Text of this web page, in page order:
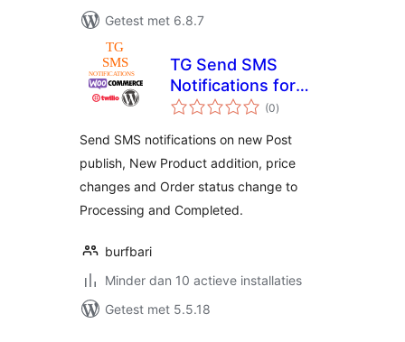
Getest met 6.8.7
TG Send SMS
Notifications for
WordPress and
Twilio
(0totaal
waarderingen
)
Send SMS notifications on new Post
publish, New Product addition, price
changes and Order status change to
Processing and Completed.
burfbari
Minder dan 10 actieve installaties
Getest met 5.5.18